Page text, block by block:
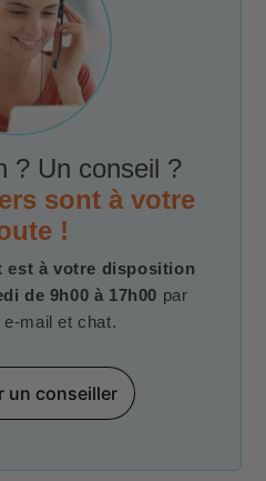
? Un conseil ?
sont à votre
!
est à votre disposition
de 9h00 à 17h00 par
e-mail et chat.
un conseiller